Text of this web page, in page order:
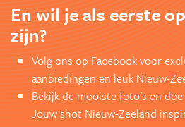
En wil je als eerste
zijn?
Volg ons op Facebook voor
aanbiedingen en leuk Nieuw-
Bekijk de mooiste foto's en
Jouw shot Nieuw-Zeeland